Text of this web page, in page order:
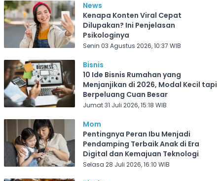
News
Kenapa Konten Viral Cepat
Dilupakan? Ini Penjelasan
Psikologinya
Senin 03 Agustus 2026, 10:37 WIB
Bisnis
10 Ide Bisnis Rumahan yang
Menjanjikan di 2026, Modal Kecil tapi
Berpeluang Cuan Besar
Jumat 31 Juli 2026, 15:18 WIB
Mom
Pentingnya Peran Ibu Menjadi
Pendamping Terbaik Anak di Era
Digital dan Kemajuan Teknologi
Selasa 28 Juli 2026, 16:10 WIB